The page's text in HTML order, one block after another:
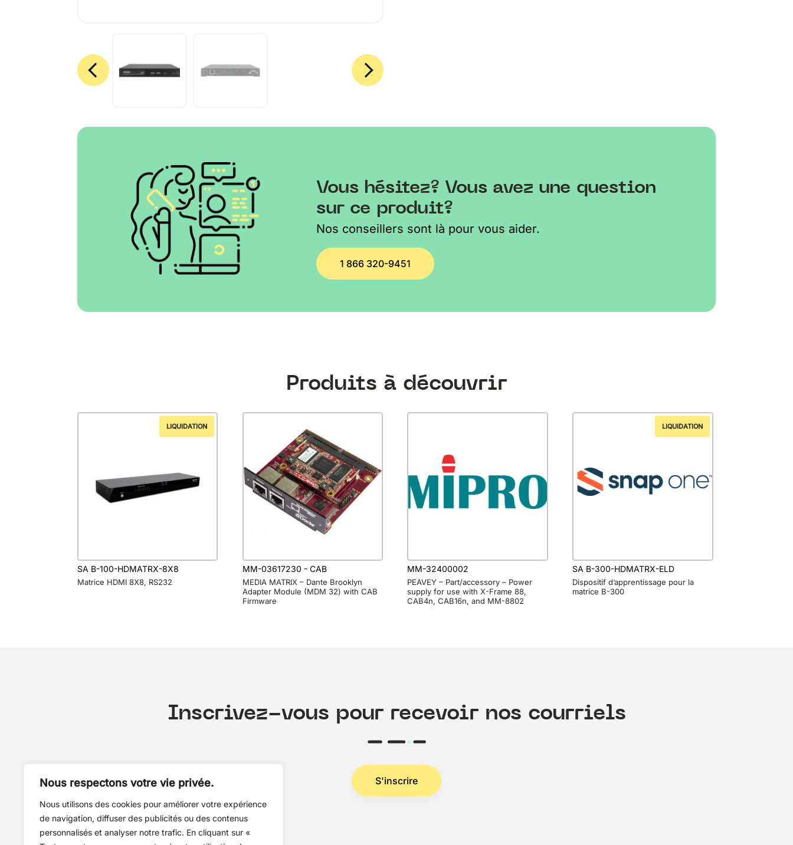
Nous respectons votre vie privée.
Nous utilisons des cookies pour améliorer votre expérience
de navigation, diffuser des publicités ou des contenus
personnalisés et analyser notre trafic. En cliquant sur «
Vous hésitez? Vous avez une question
sur ce produit?
Nos conseillers sont là pour vous aider.
1 866 320-9451
Produits à découvrir
LIQUIDATION
SA B-100-HDMATRX-8X8
Matrice HDMI 8X8, RS232
MM-03617230 - CAB
MEDIA MATRIX – Dante Brooklyn
Adapter Module (MDM 32) with CAB
Firmware
MM-32400002
PEAVEY – Part/accessory – Power
supply for use with X-Frame 88,
CAB4n, CAB16n, and MM-8802
LIQUIDATION
SA B-300-HDMATRX-ELD
Dispositif d’apprentissage pour la
matrice B-300
Inscrivez-vous pour recevoir nos courriels
S'inscrire